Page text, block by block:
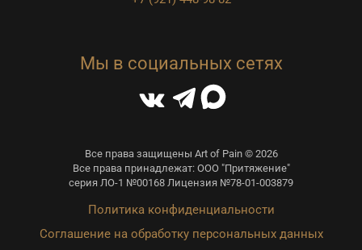
Мы в социальных сетях
Все права защищены Art of Pain © 2026
Все права принадлежат: ООО "Притяжение"
серия ЛО-1 №00168 Лицензия №78-01-003879
Политика конфиденциальности
Соглашение на обработку персональных данных